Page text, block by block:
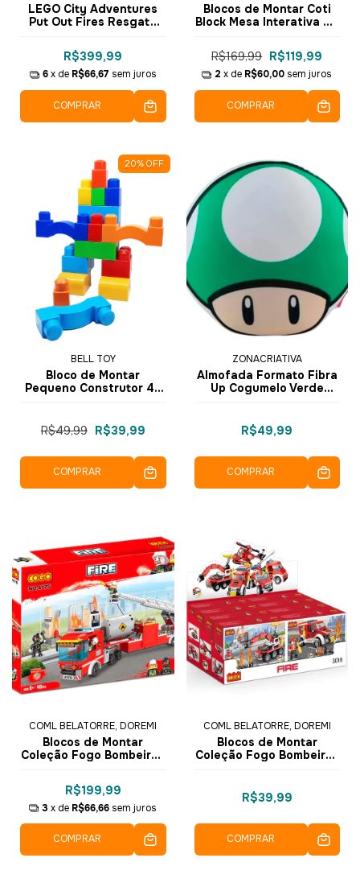
LEGO City Adventures
Put Out Fires Resgate
Perseguição Policial
Chase 295 pçs - 60319
R$399,99
6 x de R$66,67 sem juros
COMPRAR
Blocos de Montar Coti
Block Mesa Interativa 40
R$169,99 R$119,99
2 x de R$60,00 sem juros
COMPRAR
20% OFF
BELL TOY
Bloco de Montar
Pequeno Construtor 46
R$49,99 R$39,99
COMPRAR
ZONACRIATIVA
Almofada Formato Fibra
Up Cogumelo Verde
R$49,99
COMPRAR
COML BELATORRE, DOREMI
Blocos de Montar
Coleção Fogo Bombeiros
Dorémi
R$199,99
3 x de R$66,66 sem juros
COMPRAR
COML BELATORRE, DOREMI
Blocos de Montar
Coleção Fogo Bombeiros
R$39,99
COMPRAR